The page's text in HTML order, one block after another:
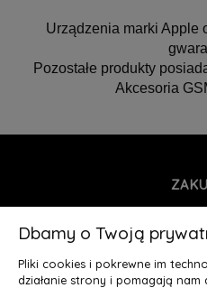
Urządzenia marki Apple
Pozostałe produkty
Akcesoria
MOJE
Dbamy o Twoją
Pliki cookies i pokrewne im
działanie strony i pomagają